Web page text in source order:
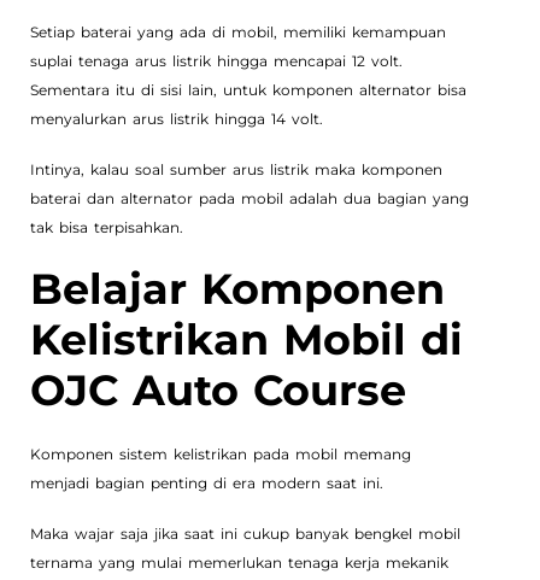
Setiap baterai yang ada di mobil, memiliki kemampuan
suplai tenaga arus listrik hingga mencapai 12 volt.
Sementara itu di sisi lain, untuk komponen alternator bisa
menyalurkan arus listrik hingga 14 volt.
Intinya, kalau soal sumber arus listrik maka komponen
baterai dan alternator pada mobil adalah dua bagian yang
tak bisa terpisahkan.
Belajar Komponen
Kelistrikan Mobil di
OJC Auto Course
Komponen sistem kelistrikan pada mobil memang
menjadi bagian penting di era modern saat ini.
Maka wajar saja jika saat ini cukup banyak bengkel mobil
ternama yang mulai memerlukan tenaga kerja mekanik